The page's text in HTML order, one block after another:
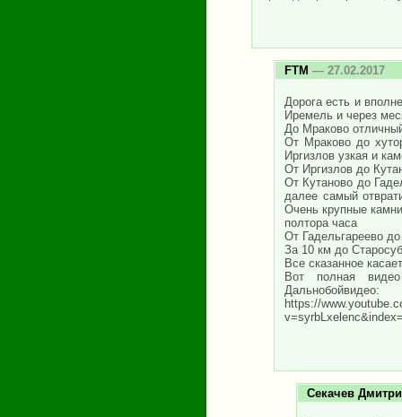
FTM — 27.02.2017
Дорога есть и
Иремель и через
До Мраково
От Мраково до
Иргизлов узкая и
От Иргизлов до
От Кутаново до
далее самый
Очень крупные
полтора часа
От Гадельгареево
За 10 км до
Все сказанное
Вот полная видео
Дальнобойвидео:
https://
Секачев